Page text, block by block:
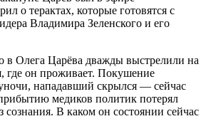
о терактах, которые готовятся с
Владимира Зеленского и его
Олега Царёва дважды выстрелили на
где он проживает. Покушение
нападавший скрылся — сейчас
медиков политик потерял
В каком он состоянии сейчас